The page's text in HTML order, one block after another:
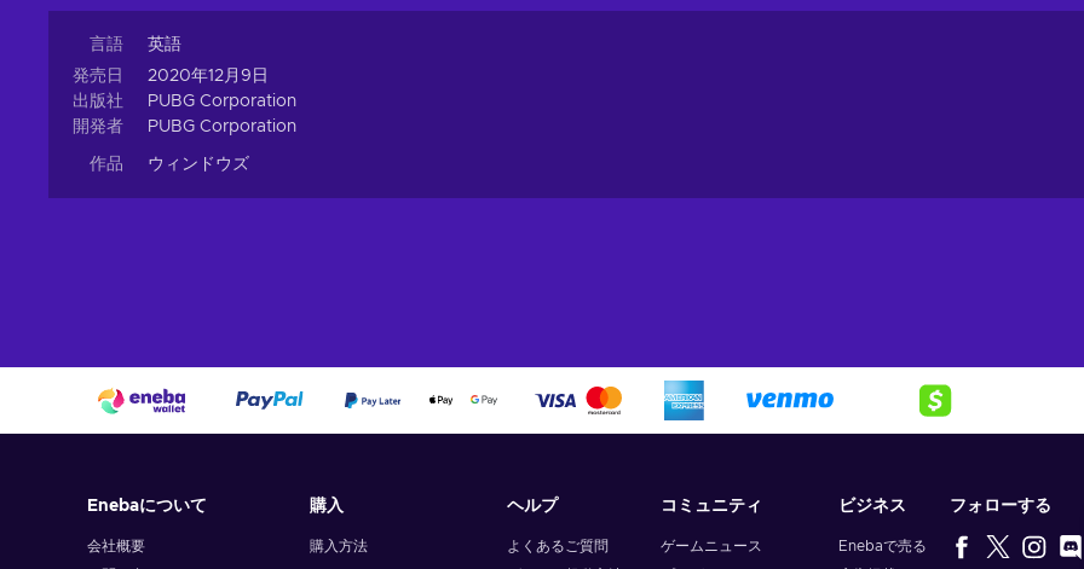
言語
英語
発売日
2020年12月9日
出版社
PUBG Corporation
開発者
PUBG Corporation
作品 ウィンドウズ
Enebaについて
会社概要
購入
購入方法
ヘルプ
よくあるご質問
コミュニティ
ゲームニュース
ビジネス
Enebaで売る
フォローする